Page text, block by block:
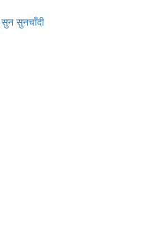
सुन सुनचाँदी